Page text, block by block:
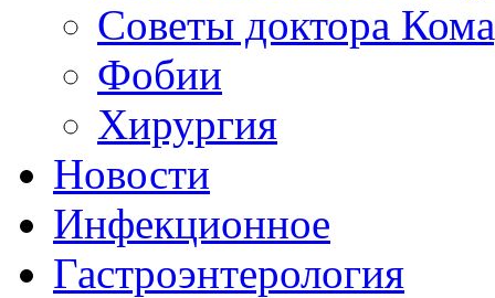
Советы доктора
Фобии
Хирургия
Новости
Инфекционное
Гастроэнтерология